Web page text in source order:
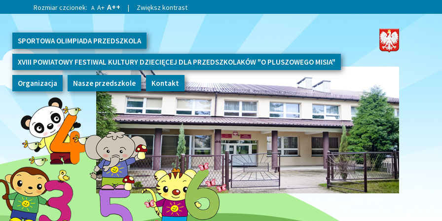
Rozmiar czcionek: A A+ A++ | Zwiększ kontrast
SPORTOWA OLIMPIADA PRZEDSZKOLA
XVIII POWIATOWY FESTIWAL KULTURY DZIECIĘCEJ DLA PRZEDSZKOLAKÓW "O PLUSZOWEGO MISIA"
Organizacja Nasze przedszkole Kontakt